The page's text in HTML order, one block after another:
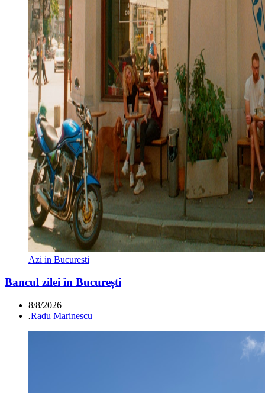
Azi in Bucuresti
Bancul zilei în București
8/8/2026
.Radu Marinescu